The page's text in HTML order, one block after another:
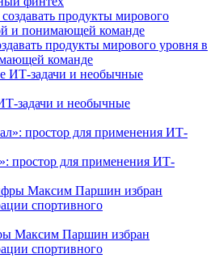
продукты мирового уровня в
команде
и необычные
простор для применения ИТ-
Максим Паршин избран
спортивного